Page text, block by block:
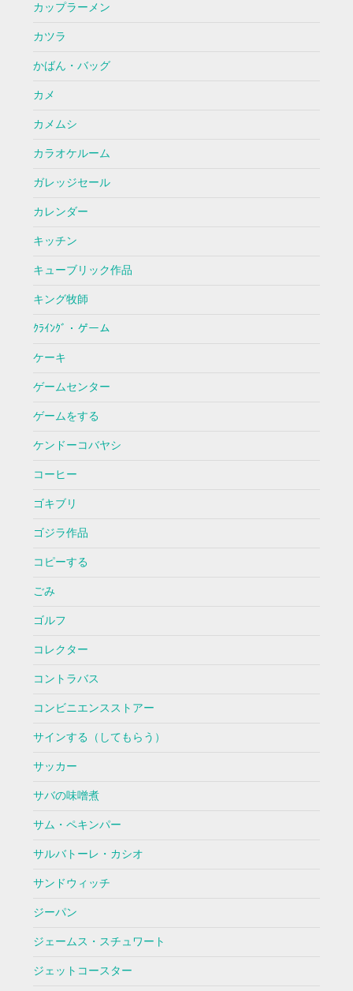
カップラーメン
カツラ
かばん・バッグ
カメ
カメムシ
カラオケルーム
ガレッジセール
カレンダー
キッチン
キューブリック作品
キング牧師
ｸﾗｲﾝｸﾞ・ゲーム
ケーキ
ゲームセンター
ゲームをする
ケンドーコバヤシ
コーヒー
ゴキブリ
ゴジラ作品
コピーする
ごみ
ゴルフ
コレクター
コントラバス
コンビニエンスストアー
サインする（してもらう）
サッカー
サバの味噌煮
サム・ペキンパー
サルバトーレ・カシオ
サンドウィッチ
ジーパン
ジェームス・スチュワート
ジェットコースター